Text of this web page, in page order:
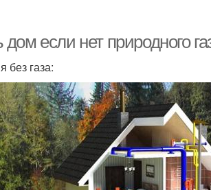
если нет природного
без газа: